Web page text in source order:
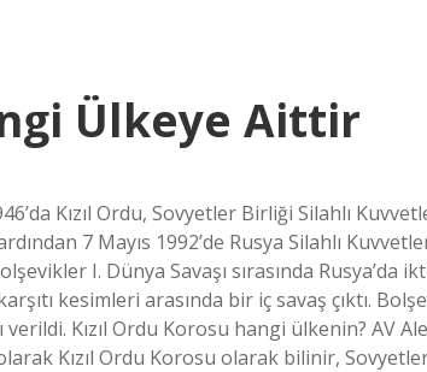
Ülkeye Aittir
Kızıl Ordu, Sovyetler Birliği Silahlı
7 Mayıs 1992’de Rusya Silahlı
I. Dünya Savaşı sırasında Rusya’da
kesimleri arasında bir iç savaş çıktı.
verildi. Kızıl Ordu Korosu hangi ülkenin? AV
Kızıl Ordu Korosu olarak bilinir,